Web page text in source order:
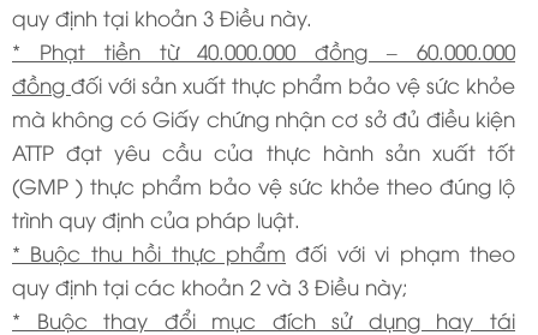
quy định tại khoản 3 Điều này.
* Phạt tiền từ 40.000.000 đồng – 60.000.000
đồngđối với sản xuất thực phẩm bảo vệ sức khỏe
mà không có Giấy chứng nhận cơ sở đủ điều kiện
ATTP đạt yêu cầu của thực hành sản xuất tốt
(GMP ) thực phẩm bảo vệ sức khỏe theo đúng lộ
trình quy định của pháp luật.
* Buộc thu hồi thực phẩm đối với vi phạm theo
quy định tại các khoản 2 và 3 Điều này;
* Buộc thay đổi mục đích sử dụng hay tái